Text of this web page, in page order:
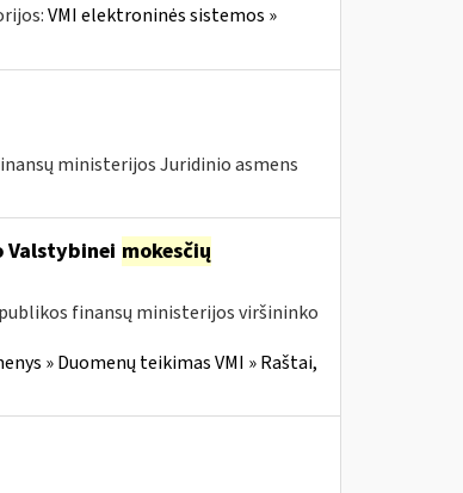
VMI elektroninės sistemos »
ministerijos Juridinio asmens
Valstybinei mokesčių
finansų ministerijos viršininko
» Duomenų teikimas VMI » Raštai,